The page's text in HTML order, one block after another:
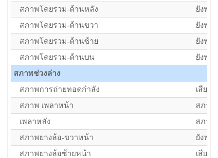
สภาพโดยรวม-ด้านหลัง
ยังพอ
สภาพโดยรวม-ด้านขวา
ยังพอ
สภาพโดยรวม-ด้านซ้าย
ยังพอ
สภาพโดยรวม-ด้านบน
ยังพอ
สภาพช่วงล่าง
สภาพการถ่ายทอดกำลัง
เสีย/ต้
สภาพ เพลาหน้า
สภาพ
เพลาหลัง
สภาพ
สภาพยางล้อ-ขวาหน้า
ยังพอ
สภาพยางล้อซ้ายหน้า
เสีย/ต้